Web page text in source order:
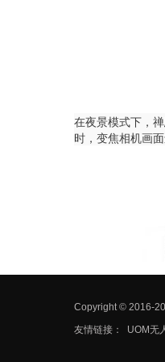
在夜景模式下，
时，变焦相机画
Copyright © 2016-
友情链接：
UOM无